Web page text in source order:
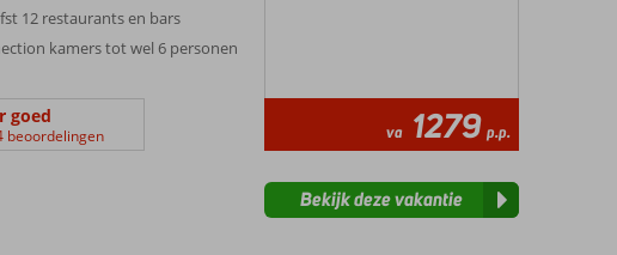
12 restaurants en bars
kamers tot wel 6 personen
goed
beoordelingen va 1279 p.p.
Bekijk deze vakantie